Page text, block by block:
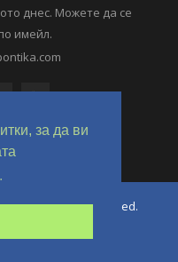
за да ви
днес. Можете да се
имейл.
All Rights Reserved.
Ltd